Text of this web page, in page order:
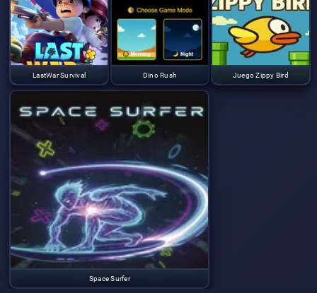
LastWar Survival Dino Rush Juego Zippy Bird
Space Surfer